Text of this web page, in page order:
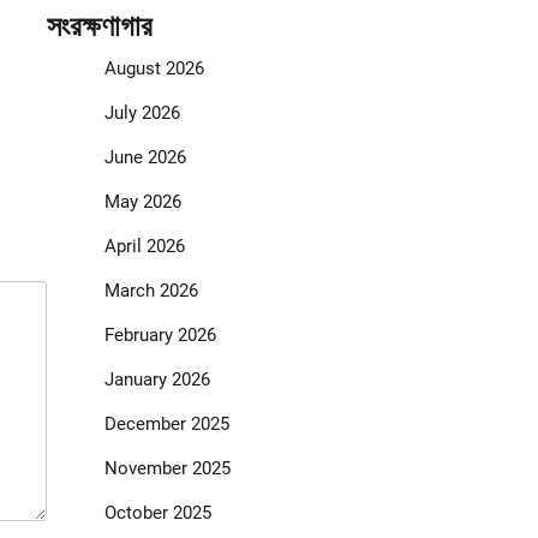
সংরক্ষণাগার
August 2026
July 2026
June 2026
May 2026
April 2026
March 2026
February 2026
January 2026
December 2025
November 2025
October 2025